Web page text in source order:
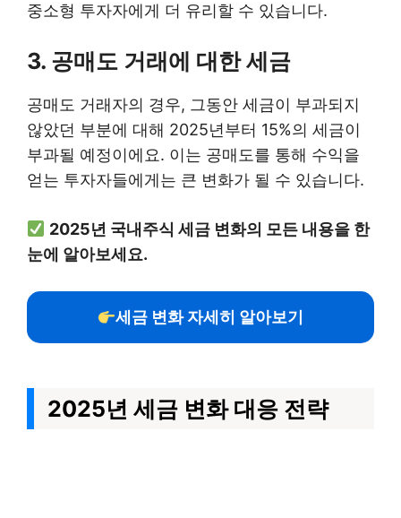
중소형 투자자에게 더 유리할 수 있습니다.
3. 공매도 거래에 대한 세금
공매도 거래자의 경우, 그동안 세금이 부과되지
않았던 부분에 대해 2025년부터 15%의 세금이
부과될 예정이에요. 이는 공매도를 통해 수익을
얻는 투자자들에게는 큰 변화가 될 수 있습니다.
2025년 국내주식 세금 변화의 모든 내용을 한
눈에 알아보세요.
세금 변화 자세히 알아보기
2025년 세금 변화 대응 전략